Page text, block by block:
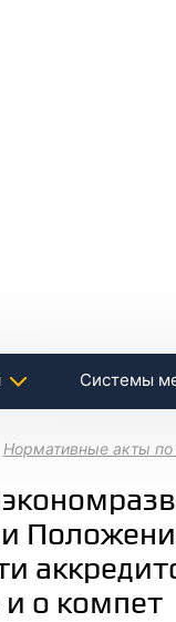
Системы
Нормативные акты по
о компет